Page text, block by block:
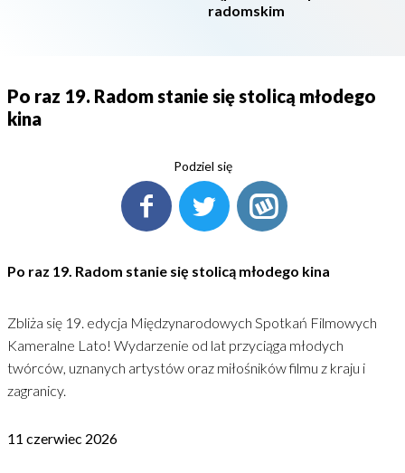
radomskim
Po raz 19. Radom stanie się stolicą młodego
kina
Podziel się
Po raz 19. Radom stanie się stolicą młodego kina
Zbliża się 19. edycja Międzynarodowych Spotkań Filmowych
Kameralne Lato! Wydarzenie od lat przyciąga młodych
twórców, uznanych artystów oraz miłośników filmu z kraju i
zagranicy.
11 czerwiec 2026